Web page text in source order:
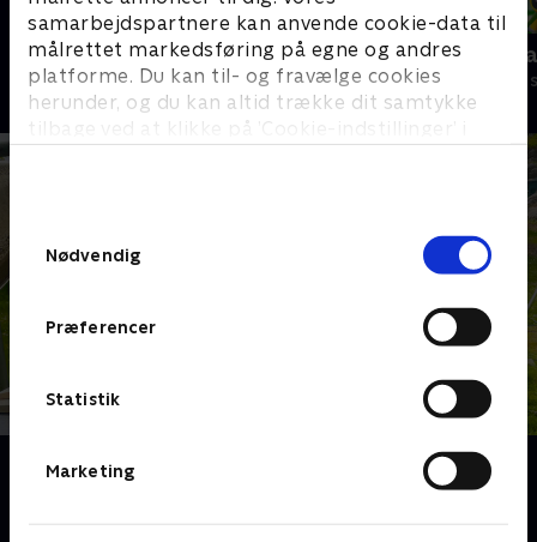
samarbejdspartnere kan anvende cookie-data til
målrettet markedsføring på egne og andres
platforme. Du kan til- og fravælge cookies
herunder, og du kan altid trække dit samtykke
tilbage ved at klikke på ’Cookie-indstillinger’ i
Nødvendig
Præferencer
Statistik
Marketing
Kæmpemaskiner - Slikfabrikken
Børneserier • 1 sæsoner
Geckos
Børneserier • 2
Om Kæmpemaskiner